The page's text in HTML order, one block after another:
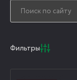
Фильтры